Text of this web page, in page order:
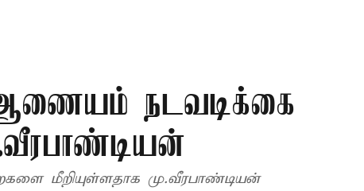
நடவடிக்கை
மீறியுள்ளதாக மு.வீரபாண்டியன்